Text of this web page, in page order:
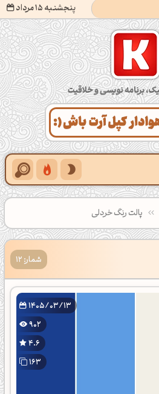
پنجشنبه 15 مرداد
کپل‌آرت؛ گرافیک، برنامه‌نویسی و خلاقیت
پالت رنگ خردلی
شمار: 12
1405/03/13
902
4.6
163